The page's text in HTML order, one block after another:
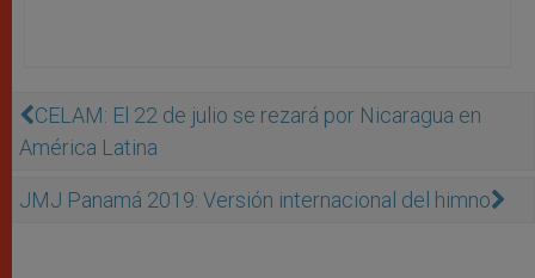
CELAM: El 22 de julio se rezará por Nicaragua en
América Latina
JMJ Panamá 2019: Versión internacional del himno